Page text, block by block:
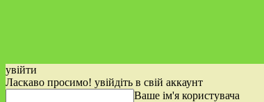
увійти
Ласкаво просимо! увійдіть в свій аккаунт
Ваше ім'я користувача